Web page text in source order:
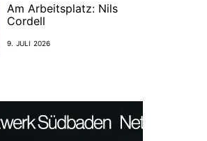
Am Arbeitsplatz: Nils
Cordell
9. JULI 2026